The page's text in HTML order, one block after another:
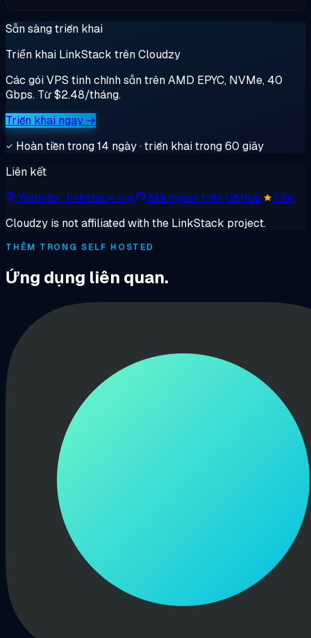
Sẵn sàng triển khai
Triển khai LinkStack trên Cloudzy
Các gói VPS tinh chỉnh sẵn trên AMD EPYC, NVMe, 40
Gbps. Từ $2.48/tháng.
Triển khai ngay →
Hoàn tiền trong 14 ngày · triển khai trong 60 giây
Liên kết
Website· linkstack.org Mã nguồn trên GitHub
3.6k
Cloudzy is not affiliated with the LinkStack project.
THÊM TRONG SELF HOSTED
Ứng dụng liên quan.